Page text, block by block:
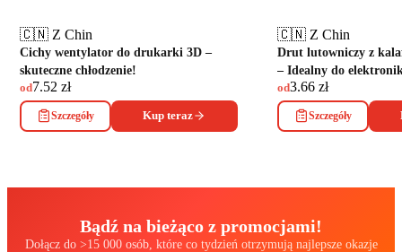
🇨🇳 Z Chin
Cichy wentylator do drukarki 3D –
skuteczne chłodzenie!
od7.52 zł
Szczegóły Kup teraz
🇨🇳 Z Chin
Drut lutowniczy z
– Idealny do
od3.66zł
Szczegóły
Bądź na bieżąco z promocjami!
Dołącz do >15 000 osób, które co tydzień otrzymują najlepsze okazje